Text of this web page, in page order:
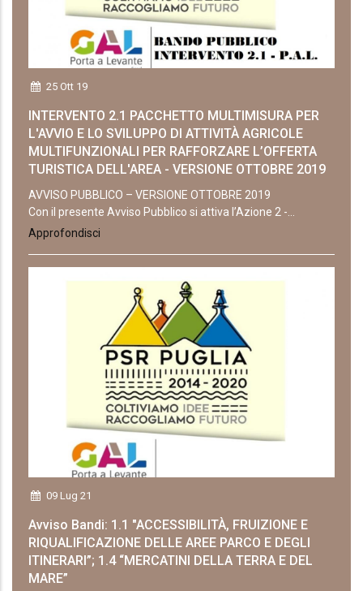
25 Ott 19
INTERVENTO 2.1 PACCHETTO MULTIMISURA PER
L'AVVIO E LO SVILUPPO DI ATTIVITÀ AGRICOLE
MULTIFUNZIONALI PER RAFFORZARE L’OFFERTA
TURISTICA DELL'AREA - VERSIONE OTTOBRE 2019
AVVISO PUBBLICO – VERSIONE OTTOBRE 2019
Con il presente Avviso Pubblico si attiva l’Azione 2 -...
Approfondisci
09 Lug 21
Avviso Bandi: 1.1 "ACCESSIBILITÀ, FRUIZIONE E
RIQUALIFICAZIONE DELLE AREE PARCO E DEGLI
ITINERARI”; 1.4 “MERCATINI DELLA TERRA E DEL
MARE”